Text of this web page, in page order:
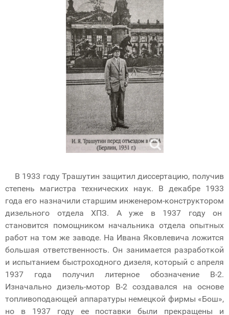
В 1933 году Трашутин защитил диссертацию, получив
степень магистра технических наук. В декабре 1933
года его назначили старшим инженером-конструктором
дизельного отдела ХПЗ. А уже в 1937 году он
становится помощником начальника отдела опытных
работ на том же заводе. На Ивана Яковлевича ложится
большая ответственность. Он занимается разработкой
и испытанием быстроходного дизеля, который с апреля
1937 года получил литерное обозначение В-2.
Изначально дизель-мотор В-2 создавался на основе
топливоподающей аппаратуры немецкой фирмы «Бош»,
но в 1937 году ее поставки были прекращены и